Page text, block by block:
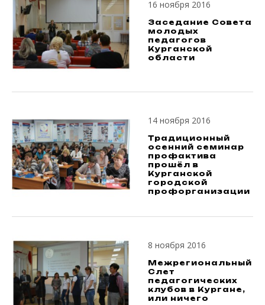
16 ноября 2016
Заседание Совета
молодых
педагогов
Курганской
области
14 ноября 2016
Традиционный
осенний семинар
профактива
прошёл в
Курганской
городской
профорганизации
8 ноября 2016
Межрегиональный
Слет
педагогических
клубов в Кургане,
или ничего